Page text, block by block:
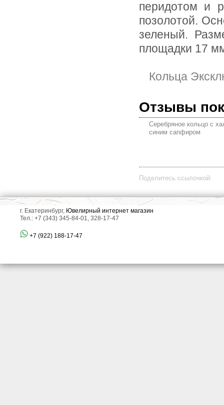
перидотом и
позолотой.
зеленый.
площадки 17
Кольца
Отзывы
Серебряное кольцо с
синим сапфиром
Поделитесь ссылочкой:
г. Екатеринбург, Ювелирный интернет магазин
Тел.: +7 (343) 345-84-01, 328-17-47
+7 (922) 188-17-47